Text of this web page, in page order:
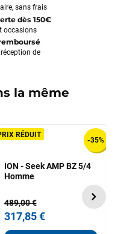
sans frais
dès 150€
occasions
de
la même
RÉDUIT
-35%
ION - Seek AMP BZ 5/4
Homme
489,00 €
317,85 €